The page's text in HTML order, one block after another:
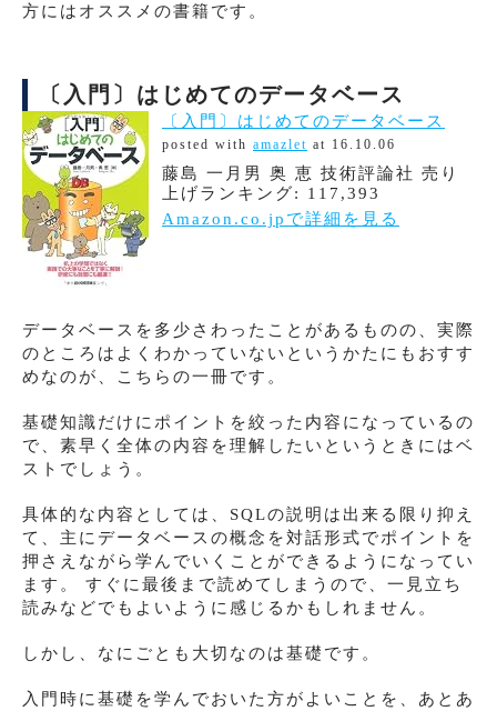
方にはオススメの書籍です。
〔入門〕はじめてのデータベース
〔入門〕はじめてのデータベース
posted with amazlet at 16.10.06
藤島 一月男 奥 恵 技術評論社 売り
上げランキング: 117,393
Amazon.co.jpで詳細を見る
データベースを多少さわったことがあるものの、実際
のところはよくわかっていないというかたにもおすす
めなのが、こちらの一冊です。
基礎知識だけにポイントを絞った内容になっているの
で、素早く全体の内容を理解したいというときにはベ
ストでしょう。
具体的な内容としては、SQLの説明は出来る限り抑え
て、主にデータベースの概念を対話形式でポイントを
押さえながら学んでいくことができるようになってい
ます。 すぐに最後まで読めてしまうので、一見立ち
読みなどでもよいように感じるかもしれません。
しかし、なにごとも大切なのは基礎です。
入門時に基礎を学んでおいた方がよいことを、あとあ